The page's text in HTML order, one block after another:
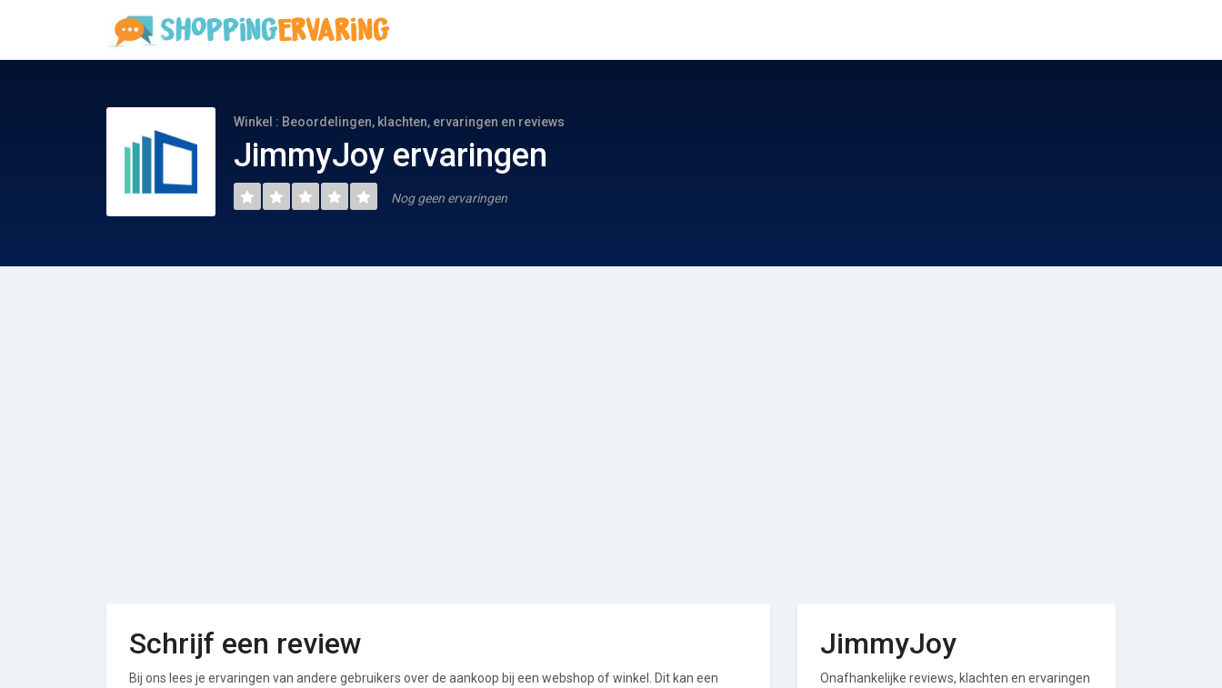
Winkel : Beoordelingen, klachten, ervaringen en reviews
JimmyJoy ervaringen
Nog geen ervaringen
Schrijf een review
Bij ons lees je ervaringen van andere gebruikers over de aankoop bij een webshop of winkel. Dit kan een
JimmyJoy
Onafhankelijke reviews, klachten en ervaringen